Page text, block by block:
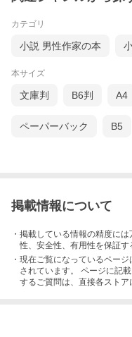
カテゴリ
小説 男性作家の本
本サイズ
文庫判 B6判 A4
ペーパーバック B5
掲載情報について
・掲載している情報の精度に
性、安全性、有用性を保証す
・現在ご覧になっているペー
されています。 ページに記
するご質問は、直接各ストア